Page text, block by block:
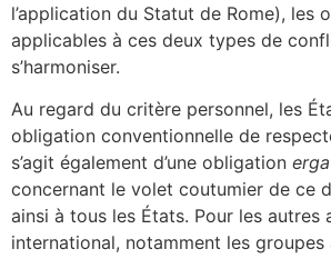
l’application du Statut de Rome), les
applicables à ces deux types de
s’harmoniser.
Au regard du critère personnel, les
obligation conventionnelle de
s’agit également d’une obligation
concernant le volet coutumier de ce
ainsi à tous les États. Pour les autres
international, notamment les groupes